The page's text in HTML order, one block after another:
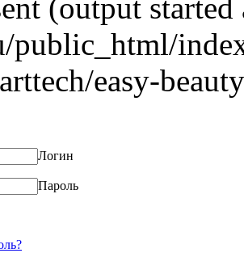
(output
public_html/
easy-
Логин
Пароль